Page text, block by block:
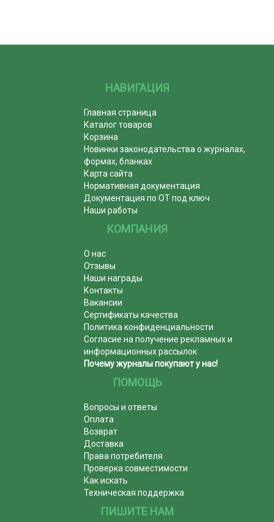
НАВИГАЦИЯ
Главная страница
Каталог товаров
Корзина
Новинки законодательства о журналах,
формах, бланках
Карта сайта
Нормативная документация
Документация по ОТ под ключ
Наши работы
КОМПАНИЯ
О нас
Отзывы
Наши награды
Контакты
Вакансии
Сертификаты качества
Политика конфиденциальности
Согласие на получение рекламных и
информационных рассылок
Почему журналы покупают у нас!
ПОМОЩЬ
Вопросы и ответы
Оплата
Возврат
Доставка
Права потребителя
Проверка совместимости
Как искать
Техническая поддержка
ПИШИТЕ НАМ